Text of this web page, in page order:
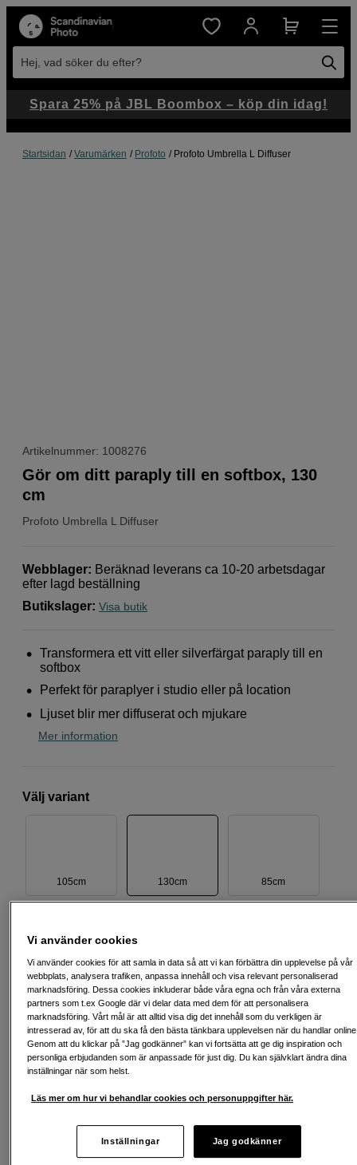
Hej, vad söker du efter?
Startsidan Varumärken Profoto Profoto Umbrella L Diffuser
Artikelnummer: 1008276
Profoto Umbrella L Diffuser
Gör om ditt paraply till en softbox, 130
cm
Webblager: Beräknad leverans ca 10-20 arbetsdagar
efter lagd beställning
Butikslager: Visa butik
Transformera ett vitt eller silverfärgat paraply till en
softbox
Perfekt för paraplyer i studio eller på location
Ljuset blir mer diffuserat och mjukare
Mer information
Välj variant
105cm 130cm 85cm
990 SEK
Antal
Lägg i kundvagn
Delbetala från 127 SEK/mån via
Exempel: 12 mån, 127 SEK/mån, totalt 2 019 SEK, effektiv ränta 0,00 %
och skuldrådgivningen i din kommun. Kontaktuppgifter finns på
konsumentverket.se (öppnas i ny flik)
Spara 25% på JBL Boombox – köp din idag!
Vi använder cookies
Vi använder cookies för att samla in data så att vi kan förbättra din upplevelse på vår
webbplats, analysera trafiken, anpassa innehåll och visa relevant personaliserad
marknadsföring. Dessa cookies inkluderar både våra egna och från våra externa
partners som t.ex Google där vi delar data med dem för att personalisera
marknadsföring. Vårt mål är att alltid visa dig det innehåll som du verkligen är
intresserad av, för att du ska få den bästa tänkbara upplevelsen när du handlar
Genom att du klickar på ”Jag godkänner” kan vi fortsätta att ge dig inspiration och
personliga erbjudanden som är anpassade för just dig. Du kan självklart ändra dina
inställningar när som helst.
Läs mer om hur vi behandlar cookies och personuppgifter här.
Inställningar Jag godkänner